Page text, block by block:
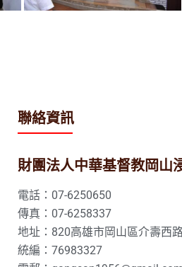
聯絡資訊
財團法人中華基督教岡山
電話：07-6250650
傳真：07-6258337
地址：820高雄市岡山區介壽西
統編：76983327